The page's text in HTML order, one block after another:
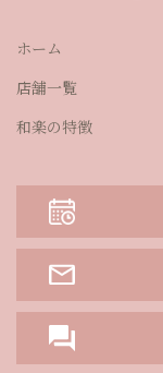
ホーム
店舗一覧
和楽の特徴